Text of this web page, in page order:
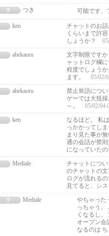
つき
可能です、
ken
チャットのお
くらいまで許
しょうか？
abekaoru
文字制限です
ャットログ欄
程度でしょう
ます。
05/02/
abekaoru
禁止単語につ
ゲーでは大抵
～。
05/02/04
ken
なるほど。 私
っかかってし
まり見た事が
通の会話が禁
になっていたの
Mediale
チャットにつ
のチャットの
ログが流れる
見てると、シ
Mediale
やちゃった
っちゃう。
くなるし。
オープン会
なるのは